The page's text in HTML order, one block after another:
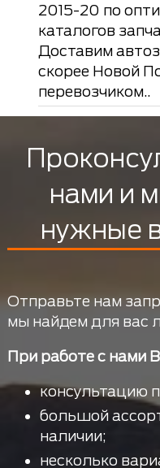
2015-20 по
каталогов
Доставим
скорее Новой
перевозчиком..
нами и
нужные
Отправьте нам
мы найдем для вас
При работе с нами
консультацию
большой
наличии;
несколько